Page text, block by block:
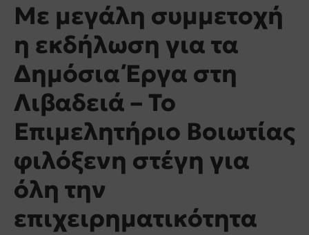
Με μεγάλη συμμετοχή
η εκδήλωση για τα
Δημόσια Έργα στη
Λιβαδειά – Το
Επιμελητήριο Βοιωτίας
φιλόξενη στέγη για
όλη την
επιχειρηματικότητα